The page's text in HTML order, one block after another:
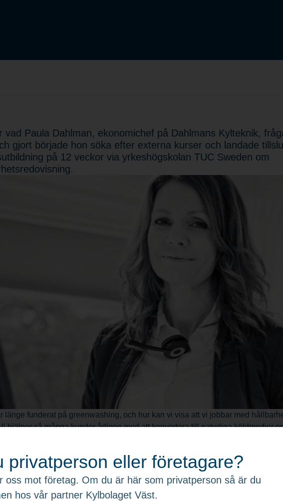
vad Paula Dahlman, ekonomichef på Dahlmans Kylteknik,
gjort började hon söka efter externa kurser och landade
på 12 veckor via yrkeshögskolan TUC Sweden om
länge funderat på greenwashing, och hur kan vi visa att vi jobbar med
hjälper så många kunder årligen med att konvertera till naturliga köldmedier
om det, men jag kände att jag ville ta allt till nästa nivå. Kan vi mäta allt vi
det ytterligare? Så såg jag denna utbildning och hoppade på. Det är så
jobba på Dahlmans Kylteknik 2013. Hennes titel är ekonomichef, men
Hon har genom åren tagit sig an administration, aktiviteter, HR och nu
privatperson eller företagare?
oss mot företag. Om du är här som privatperson så är du
hos vår partner Kylbolaget Väst.